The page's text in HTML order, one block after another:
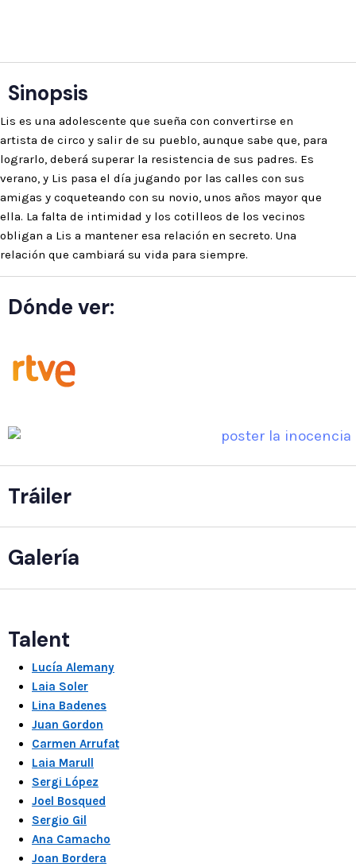
Sinopsis
Lis es una adolescente que sueña con convertirse en
artista de circo y salir de su pueblo, aunque sabe que, para
lograrlo, deberá superar la resistencia de sus padres. Es
verano, y Lis pasa el día jugando por las calles con sus
amigas y coqueteando con su novio, unos años mayor que
ella. La falta de intimidad y los cotilleos de los vecinos
obligan a Lis a mantener esa relación en secreto. Una
relación que cambiará su vida para siempre.
Dónde ver:
Tráiler
Galería
Talent
Lucía Alemany
Laia Soler
Lina Badenes
Juan Gordon
Carmen Arrufat
Laia Marull
Sergi López
Joel Bosqued
Sergio Gil
Ana Camacho
Joan Bordera